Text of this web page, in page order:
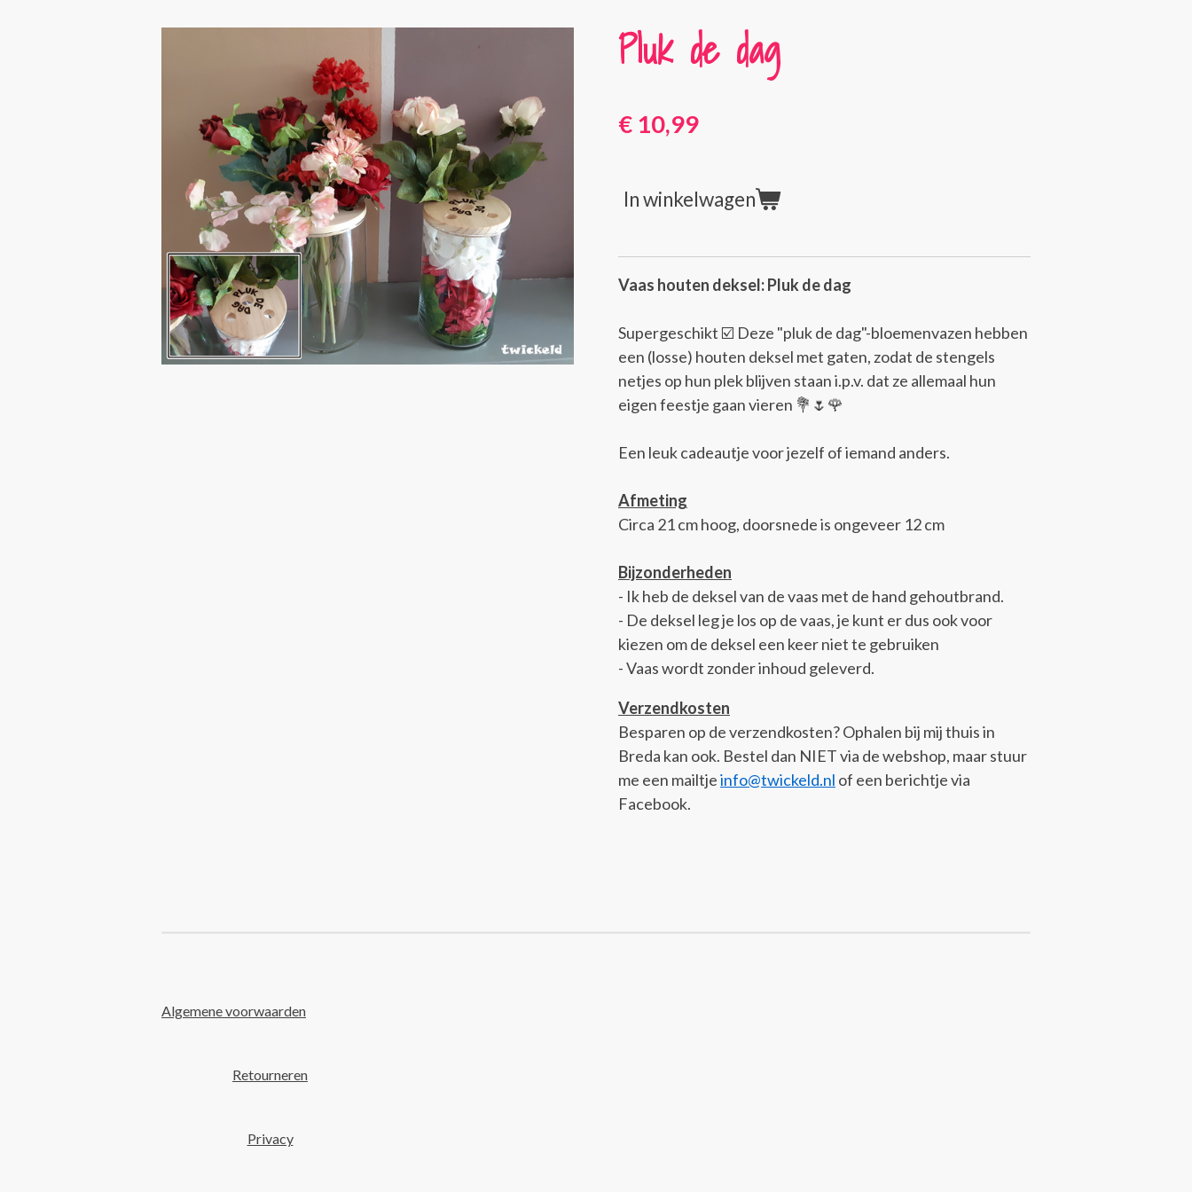
Pluk de dag
€ 10,99
In winkelwagen
Vaas houten deksel: Pluk de dag
Supergeschikt ☑️ Deze "pluk de dag"-bloemenvazen hebben
een (losse) houten deksel met gaten, zodat de stengels
netjes op hun plek blijven staan i.p.v. dat ze allemaal hun
eigen feestje gaan vieren 💐 🌷 🌹
Een leuk cadeautje voor jezelf of iemand anders.
Afmeting
Circa 21 cm hoog, doorsnede is ongeveer 12 cm
Bijzonderheden
- Ik heb de deksel van de vaas met de hand gehoutbrand.
- De deksel leg je los op de vaas, je kunt er dus ook voor
kiezen om de deksel een keer niet te gebruiken
- Vaas wordt zonder inhoud geleverd.
Verzendkosten
Besparen op de verzendkosten? Ophalen bij mij thuis in
Breda kan ook. Bestel dan NIET via de webshop, maar stuur
me een mailtjeinfo@twickeld.nl of een berichtje via
Facebook.
Algemene voorwaarden
Retourneren
Privacy